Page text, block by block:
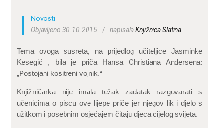
Novosti
Objavljeno 30.10.2015.
napisalaKnjižnica Slatina
Tema ovoga susreta, na prijedlog učiteljice Jasminke
Kesegić , bila je priča Hansa Christiana Andersena:
„Postojani kositreni vojnik.“
Knjižničarka nije imala težak zadatak razgovarati s
učenicima o piscu ove lijepe priče jer njegov lik i djelo s
užitkom i posebnim osjećajem čitaju djeca cijelog svijeta.